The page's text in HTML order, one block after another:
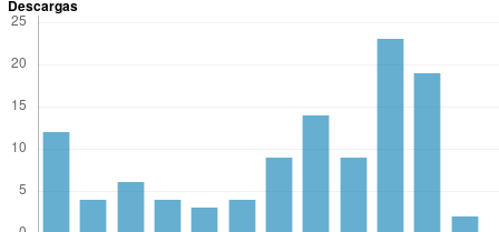
Descargas